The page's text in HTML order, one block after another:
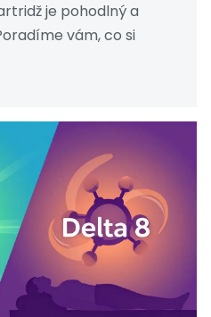
je pohodlný a
vám, co si